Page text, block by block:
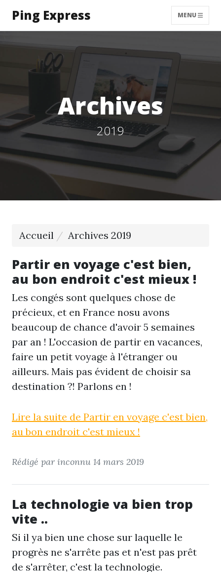
Ping Express MENU
Archives
2019
Accueil Archives 2019
Partir en voyage c'est bien,
au bon endroit c'est mieux !
Les congés sont quelques chose de
précieux, et en France nosu avons
beaucoup de chance d'avoir 5 semaines
par an ! L'occasion de partir en vacances,
faire un petit voyage à l'étranger ou
ailleurs. Mais pas évident de choisir sa
destination ?! Parlons en !
Lire la suite de Partir en voyage c'est bien,
au bon endroit c'est mieux !
Rédigé par inconnu 14 mars 2019
La technologie va bien trop
vite ..
Si il ya bien une chose sur laquelle le
progrès ne s'arrête pas et n'est pas prêt
de s'arrêter, c'est la technologie.